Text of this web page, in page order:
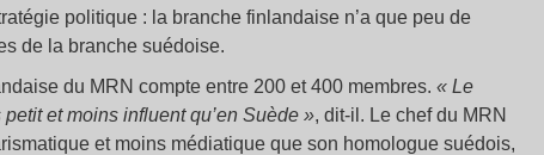
politique : la branche finlandaise n’a que peu de
de la branche suédoise.
du MRN compte entre 200 et 400 membres. « Le
et moins influent qu’en Suède », dit-il. Le chef du MRN
et moins médiatique que son homologue suédois,